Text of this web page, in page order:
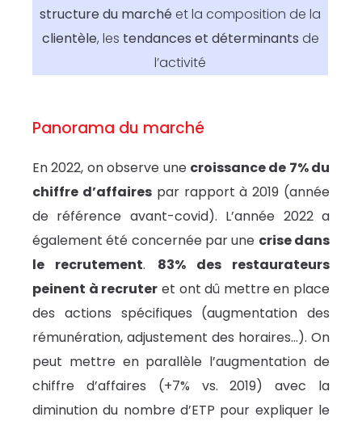
structure du marché et la composition de la
clientèle, les tendances et déterminants de
l’activité
Panorama du marché
En 2022, on observe une croissance de 7% du
chiffre d’affairespar rapport à 2019 (année
de référence avant-covid). L’année 2022 a
également été concernée par une crise dans
le recrutement. 83% des restaurateurs
peinent à recruter et ont dû mettre en place
des actions spécifiques (augmentation des
rémunération, adjustement des horaires…). On
peut mettre en parallèle l’augmentation de
chiffre d’affaires (+7% vs. 2019) avec la
diminution du nombre d’ETP pour expliquer le